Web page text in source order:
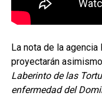
La nota de la
proyectarán
Laberinto de las
enfermedad del